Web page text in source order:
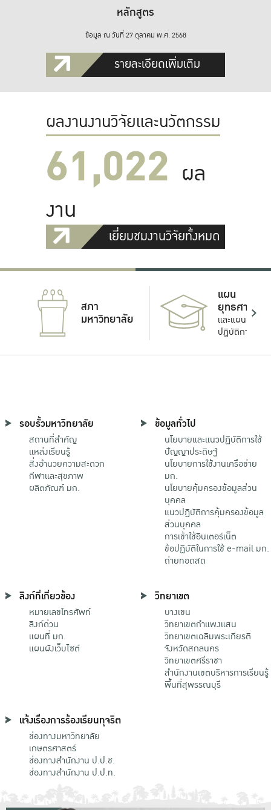
หลักสูตร
ข้อมูล ณ วันที่ 27 ตุลาคม พ.ศ. 2568
รายละเอียดเพิ่มเติม
ผลงานงานวิจัยและนวัตกรรม
61,022 ผล
งาน
เยี่ยมชมงานวิจัยทั้งหมด
สภา
มหาวิทยาลัย
แผน
ยุทธศาสตร์
และแผน
ปฏิบัติการ
รอบรั้วมหาวิทยาลัย
สถานที่สำคัญ
แหล่งเรียนรู้
สิ่งอำนวยความสะดวก
กีฬาและสุขภาพ
ผลิตภัณฑ์ มก.
ข้อมูลทั่วไป
นโยบายและแนวปฏิบัติการใช้
ปัญญาประดิษฐ์
นโยบายการใช้งานเครือข่าย
มก.
นโยบายคุ้มครองข้อมูลส่วน
บุคคล
แนวปฏิบัติการคุ้มครองข้อมูล
ส่วนบุคคล
การเข้าใช้อินเตอร์เน็ต
ข้อปฏิบัติในการใช้ e-mail มก.
ถ่ายทอดสด
ลิงก์ที่เกี่ยวข้อง
หมายเลขโทรศัพท์
ลิงก์ด่วน
แผนที่ มก.
แผนผังเว็บไซต์
วิทยาเขต
บางเขน
วิทยาเขตกําแพงแสน
วิทยาเขตเฉลิมพระเกียรติ
จังหวัดสกลนคร
วิทยาเขตศรีราชา
สำนักงานเขตบริหารการเรียนรู้
พื้นที่สุพรรณบุรี
แจ้งเรื่องการร้องเรียนทุจริต
ช่องทางมหาวิทยาลัย
เกษตรศาสตร์
ช่องทางสำนักงาน ป.ป.ช.
ช่องทางสำนักงาน ป.ป.ท.